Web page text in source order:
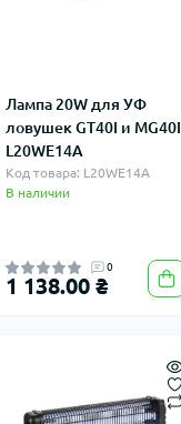
Лампа 20W для УФ
ловушек GT40I и MG40I
L20WE14A
Код товара: L20WE14A
В наличии
0
1 138.00 ₴